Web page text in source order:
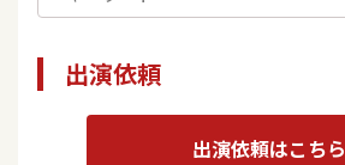
出演依頼
出演依頼はこちら